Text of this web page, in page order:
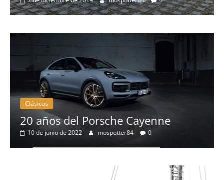
Clásicos
20 años del Porsche Cayenne
10 de junio de 2022 mospotter84 0